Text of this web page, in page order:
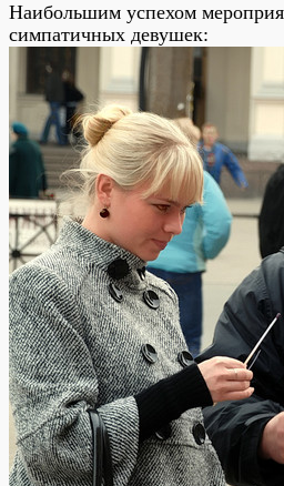
Наибольшим успехом
симпатичных девушек: